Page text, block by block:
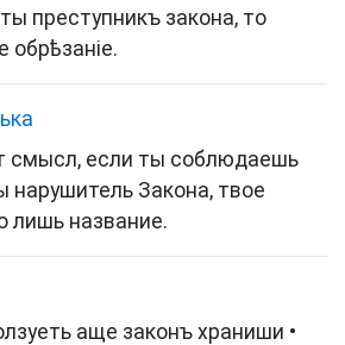
преступникъ закона, то
обрѣзаніе.
смысл, если ты соблюдаешь
нарушитель Закона, твое
лишь название.
аще законъ храниши •